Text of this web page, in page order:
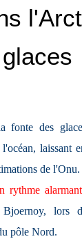
fonte des
laissant
de l'Onu.
rythme
lors
pôle Nord.